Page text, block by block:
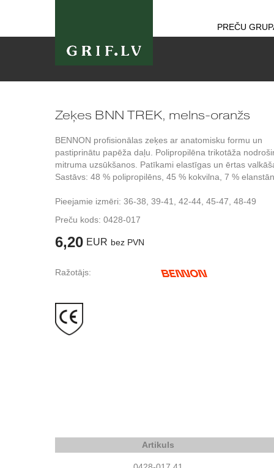
PREČU
Zeķes BNN TREK, melns-oranžs
BENNON profisionālas zeķes ar anatomisku formu un
pastiprinātu papēža daļu. Polipropilēna trikotāža
mitruma uzsūkšanos. Patīkami elastīgas un ērtas
Sastāvs: 48 % polipropilēns, 45 % kokvilna, 7 %
Pieejamie izmēri: 36-38, 39-41, 42-44, 45-47, 48-49
Preču kods: 0428-017
6,20 EUR bez PVN
Ražotājs:
Artikuls